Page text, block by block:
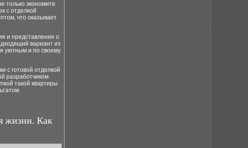
только экономите
с отделкой
что оказывает
и представления о
вариант из
уютным и по своему
с готовой отделкой
разработчиком
такой квартиры
жизни. Как